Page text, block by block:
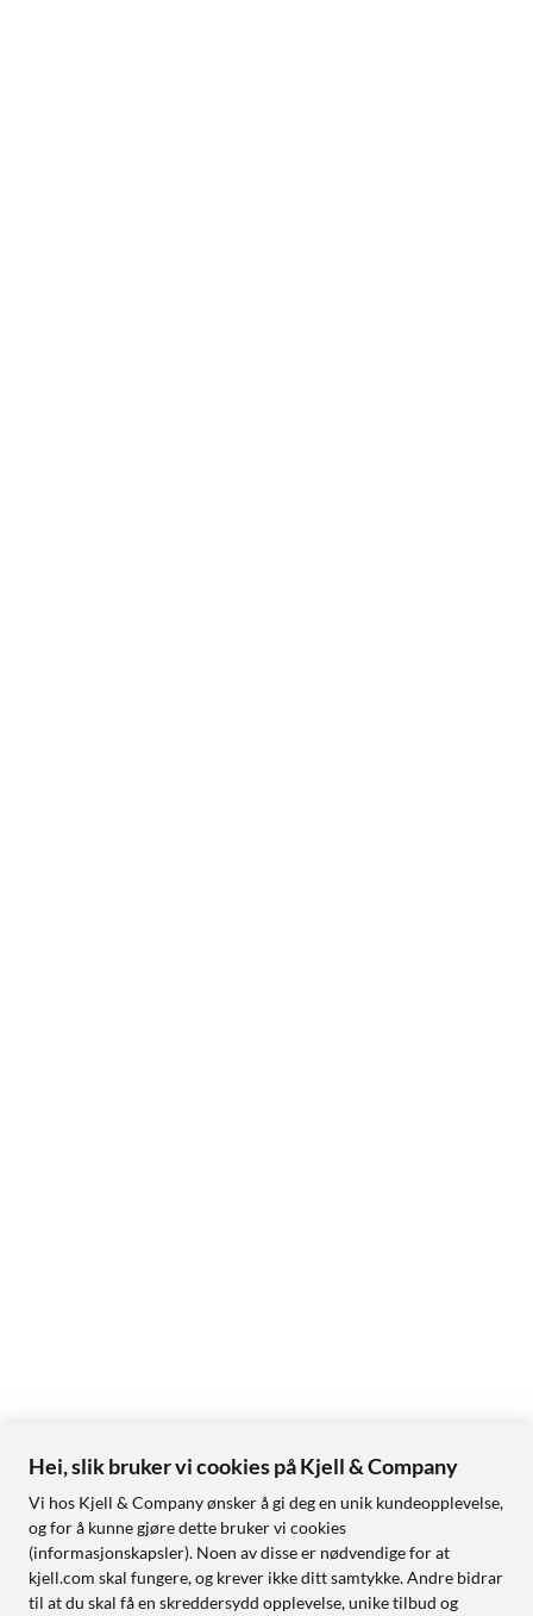
Hei, slik bruker vi cookies på Kjell & Company
Vi hos Kjell & Company ønsker å gi deg en unik kundeopplevelse,
og for å kunne gjøre dette bruker vi cookies
(informasjonskapsler). Noen av disse er nødvendige for at
kjell.com skal fungere, og krever ikke ditt samtykke. Andre bidrar
til at du skal få en skreddersydd opplevelse, unike tilbud og